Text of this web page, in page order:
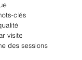
clés
visite
des sessions